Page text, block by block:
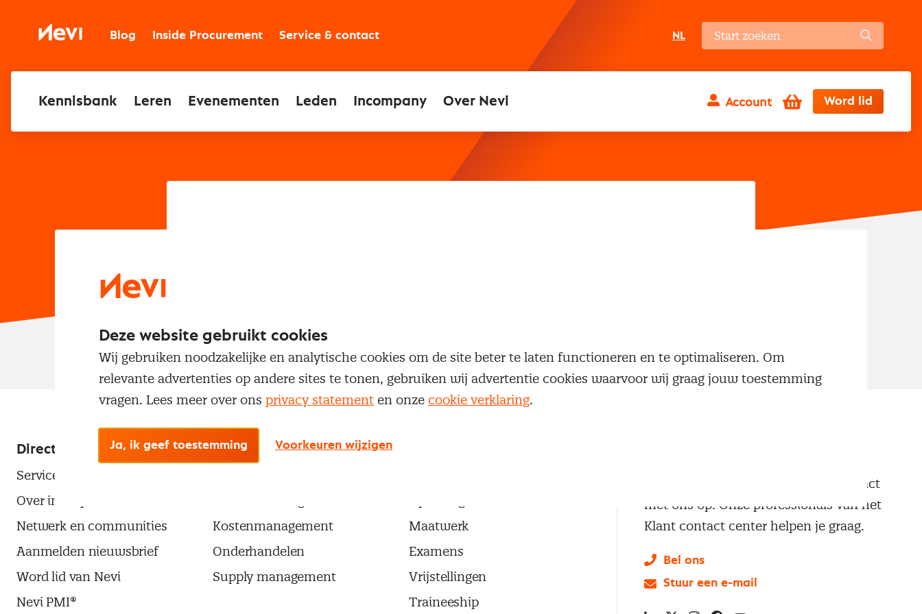
inhoudNevi Blog Inside Procurement Service & contact NL
Kennisbank Leren Evenementen Leden Incompany Over Nevi Account Winkelwagen
Word lid
Direct naar
Service & contact
Over inkoop
Netwerk en communities
Aanmelden nieuwsbrief
Word lid van Nevi
Nevi PMI®
Populaire thema's
Kostenmanagement
Onderhandelen
Supply management
Maatwerk
Examens
Vrijstellingen
Traineeship
Vragen of opmerkingen? Neem contact
met ons op. Onze professionals van het
Klant contact center helpen je graag.
Bel ons
Stuur een e-mail
Deze website gebruikt cookies
Wij gebruiken noodzakelijke en analytische cookies om de site beter te laten functioneren en te optimaliseren. Om
relevante advertenties op andere sites te tonen, gebruiken wij advertentie cookies waarvoor wij graag jouw toestemming
vragen. Lees meer over ons privacy statement en onze cookie verklaring.
Ja, ik geef toestemming Voorkeuren wijzigen